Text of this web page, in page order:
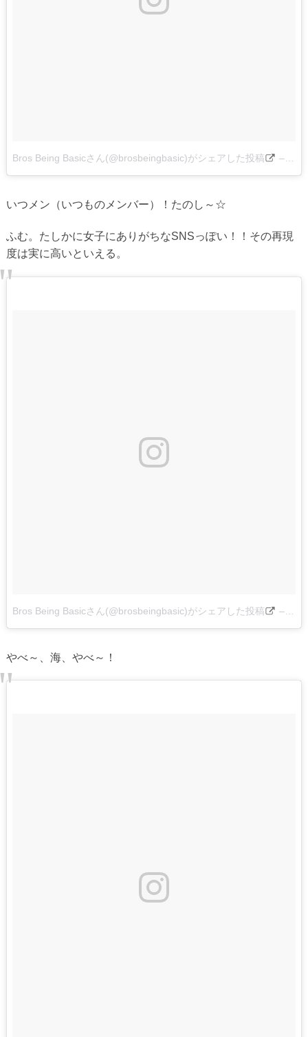
Bros Being Basicさん(@brosbeingbasic)がシェアした投稿 –
いつメン（いつものメンバー）！たのし～☆
ふむ。たしかに女子にありがちなSNSっぽい！！その再現
度は実に高いといえる。
Bros Being Basicさん(@brosbeingbasic)がシェアした投稿 –
やべ～、海、やべ～！